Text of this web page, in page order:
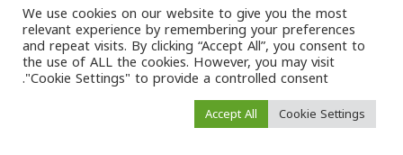
كيف أعادت الحرب صياغة سوق العمل والرواتب في لبنان؟
أبرز المواضيع
We use cookies on our website to give you the most
relevant experience by remembering your preferences
and repeat visits. By clicking “Accept All”, you consent to
the use of ALL the cookies. However, you may visit
"Cookie Settings" to provide a controlled consent.
Cookie Settings
Accept All